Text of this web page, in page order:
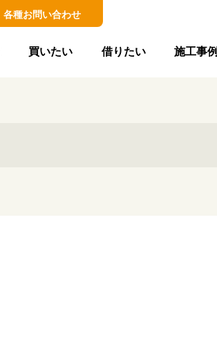
各種お問い合わせ
買いたい 借りたい 施工事例